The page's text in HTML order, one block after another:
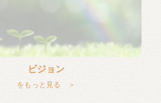
ビジョン
をもっと見る ＞